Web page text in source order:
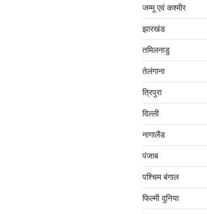
जम्‍मू एवं कश्‍मीर
झारखंड
तमिलनाडु
तेलंगाना
त्रिपुरा
दिल्‍ली
नागालैंड
पंजाब
पश्चिम बंगाल
फिल्मी दुनिया